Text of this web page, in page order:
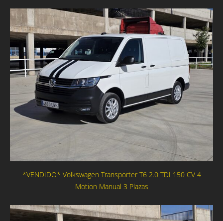
*VENDIDO* Volkswagen Transporter T6 2.0 TDI 150 CV 4
Motion Manual 3 Plazas